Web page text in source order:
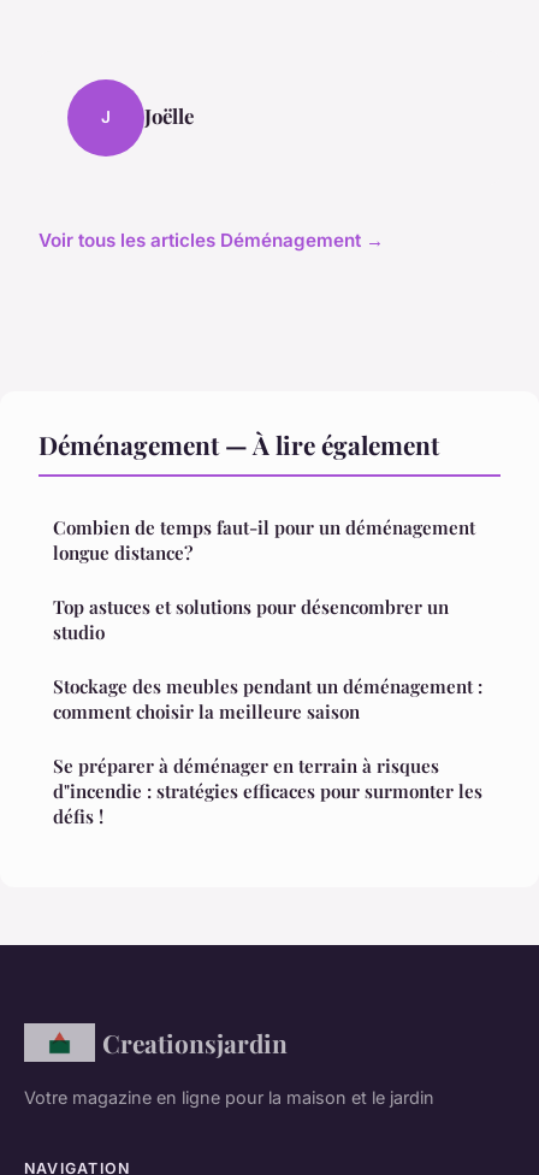
J Joëlle
Voir tous les articles Déménagement →
Déménagement — À lire également
Combien de temps faut-il pour un déménagement
longue distance?
Top astuces et solutions pour désencombrer un
studio
Stockage des meubles pendant un déménagement :
comment choisir la meilleure saison
Se préparer à déménager en terrain à risques
d"incendie : stratégies efficaces pour surmonter les
défis !
Creationsjardin
Votre magazine en ligne pour la maison et le jardin
NAVIGATION